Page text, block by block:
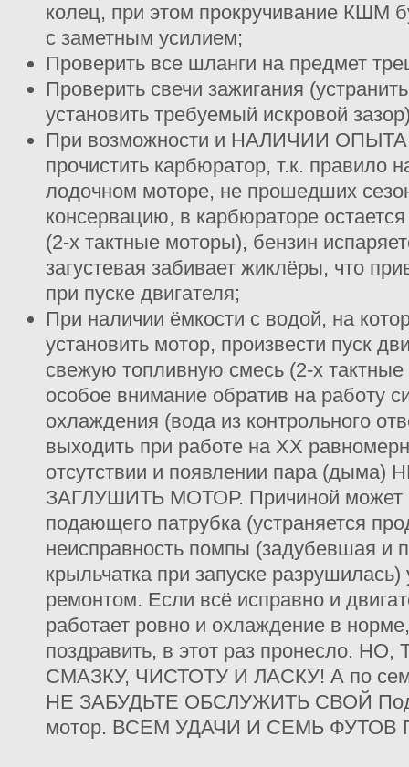
колец, при этом прокручивание КШМ
с заметным усилием;
Проверить все шланги на предмет
Проверить свечи зажигания
установить требуемый искровой
При возможности и НАЛИЧИИ ОПЫТА
прочистить карбюратор, т.к. правило
лодочном моторе, не прошедших
консервацию, в карбюраторе
(2-х тактные моторы), бензин
загустевая забивает жиклёры, что
при пуске двигателя;
При наличии ёмкости с водой, на
установить мотор, произвести пуск
свежую топливную смесь (2-х тактные
особое внимание обратив на работу
охлаждения (вода из контрольного
выходить при работе на ХХ
отсутствии и появлении пара
ЗАГЛУШИТЬ МОТОР. Причиной может
подающего патрубка (устраняется
неисправность помпы (задубевшая и
крыльчатка при запуске разрушилась)
ремонтом. Если всё исправно и
работает ровно и охлаждение в
поздравить, в этот раз пронесло.
СМАЗКУ, ЧИСТОТУ И ЛАСКУ! А по
НЕ ЗАБУДЬТЕ ОБСЛУЖИТЬ СВОЙ
мотор. ВСЕМ УДАЧИ И СЕМЬ ФУТОВ